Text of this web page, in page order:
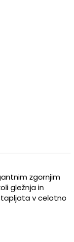
zgornjim
gležnja in
v celotno